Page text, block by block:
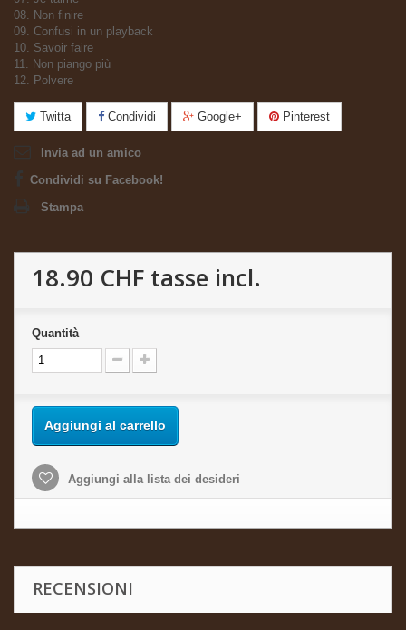
08. Non finire
09. Confusi in un playback
10. Savoir faire
11. Non piango più
12. Polvere
Twitta Condividi Google+ Pinterest
Invia ad un amico
Condividi su Facebook!
Stampa
18.90 CHF tasse incl.
Quantità
Aggiungi al carrello
Aggiungi alla lista dei desideri
RECENSIONI